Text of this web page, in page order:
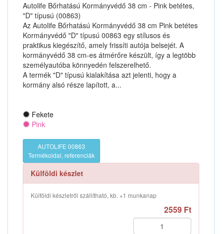
Autolife Bőrhatású Kormányvédő 38 cm - Pink betétes,
"D" típusú (00863)
Az Autolife Bőrhatású Kormányvédő 38 cm Pink betétes
Kormányvédő "D" típusú 00863 egy stílusos és
praktikus kiegészítő, amely frissíti autója belsejét. A
kormányvédő 38 cm-es átmérőre készült, így a legtöbb
személyautóba könnyedén felszerelhető.
A termék "D" típusú kialakítása azt jelenti, hogy a
kormány alsó része lapított, a...
Fekete
Pink
AUTOLIFE 00863
Termékoldal, referenciák
Külföldi készlet
Külföldi készletről szállítható, kb. +1 munkanap
2559 Ft